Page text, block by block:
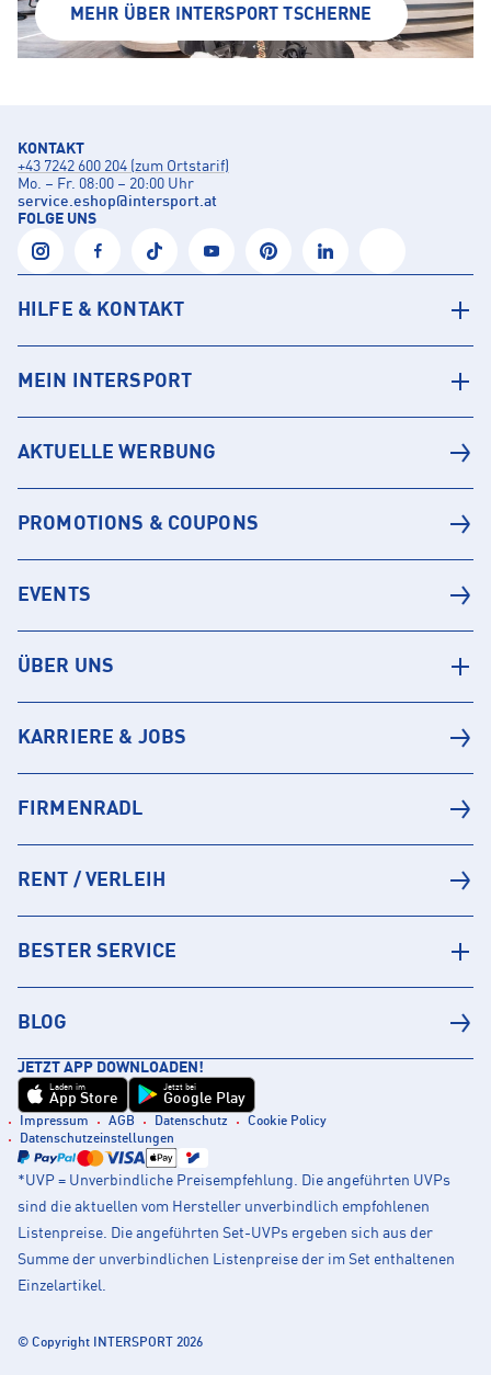
MEHR ÜBER INTERSPORT TSCHERNE
KONTAKT
+43 7242 600 204 (zum Ortstarif)
Mo. – Fr. 08:00 – 20:00 Uhr
service.eshop@intersport.at
FOLGE UNS
HILFE & KONTAKT
MEIN INTERSPORT
AKTUELLE WERBUNG
PROMOTIONS & COUPONS
EVENTS
ÜBER UNS
KARRIERE & JOBS
FIRMENRADL
RENT / VERLEIH
BESTER SERVICE
BLOG
JETZT APP DOWNLOADEN!
Laden im
App Store
Jetzt bei
Google Play
Impressum AGB Datenschutz
Cookie Policy
Datenschutzeinstellungen
*UVP = Unverbindliche Preisempfehlung. Die angeführten UVPs
sind die aktuellen vom Hersteller unverbindlich empfohlenen
Listenpreise. Die angeführten Set-UVPs ergeben sich aus der
Summe der unverbindlichen Listenpreise der im Set enthaltenen
Einzelartikel.
© Copyright INTERSPORT 2026